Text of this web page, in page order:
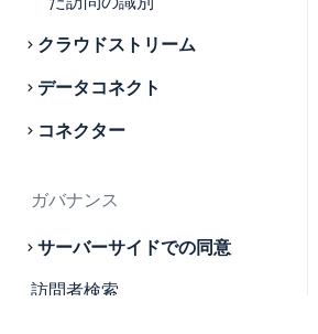
クラウドストリーム
データコネクト
コネクター
ガバナンス
サーバーサイドでの同意
訪問者検索